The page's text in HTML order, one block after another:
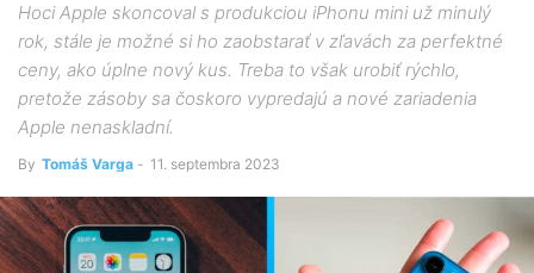
Hoci Apple skoncoval s produkciou iPhonu mini už minulý
rok, stále je možné si ho zaobstarať v zľavách za perfektné
ceny, ako úplne nový kus. Treba to však urobiť rýchlo,
pretože zásoby sa čoskoro vypredajú a nové zariadenia
Apple nenaskladní.
By Tomáš Varga - 11. septembra 2023